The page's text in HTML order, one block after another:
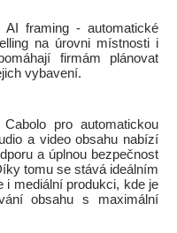
framing - automatické
na úrovni místnosti i
firmám plánovat
vybavení.
pro automatickou
a video obsahu nabízí
a úplnou bezpečnost
tomu se stává ideálním
i mediální produkci, kde je
obsahu s maximální